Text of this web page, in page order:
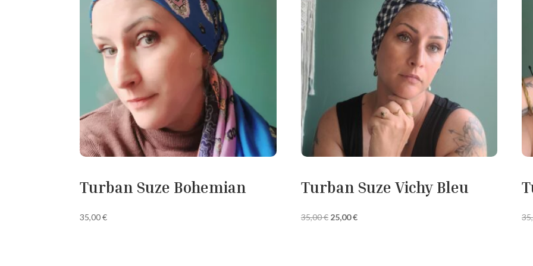
Turban Suze Bohemian
35,00€
Turban Suze Vichy Bleu
35,00€ Le
25,00€Le